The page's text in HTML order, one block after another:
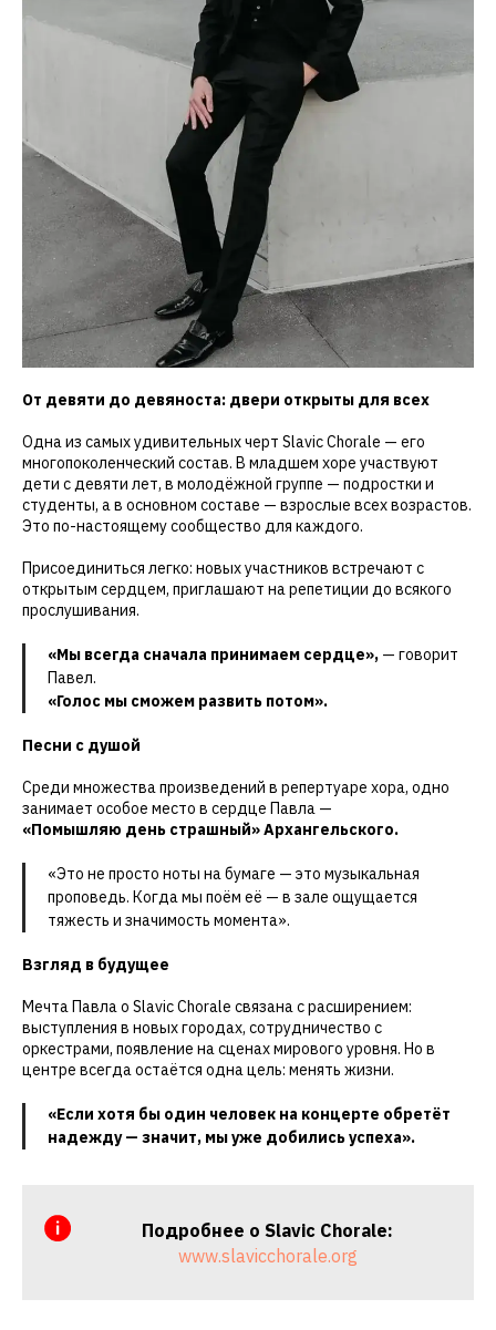
От девяти до девяноста: двери открыты для всех
Одна из самых удивительных черт Slavic Chorale — его
многопоколенческий состав. В младшем хоре участвуют
дети с девяти лет, в молодёжной группе — подростки и
студенты, а в основном составе — взрослые всех возрастов.
Это по-настоящему сообщество для каждого.
Присоединиться легко: новых участников встречают с
открытым сердцем, приглашают на репетиции до всякого
прослушивания.
«Мы всегда сначала принимаем сердце», — говорит
Павел.
«Голос мы сможем развить потом».
Песни с душой
Среди множества произведений в репертуаре хора, одно
занимает особое место в сердце Павла —
«Помышляю день страшный» Архангельского.
«Это не просто ноты на бумаге — это музыкальная
проповедь. Когда мы поём её — в зале ощущается
тяжесть и значимость момента».
Взгляд в будущее
Мечта Павла о Slavic Chorale связана с расширением:
выступления в новых городах, сотрудничество с
оркестрами, появление на сценах мирового уровня. Но в
центре всегда остаётся одна цель: менять жизни.
«Если хотя бы один человек на концерте обретёт
надежду — значит, мы уже добились успеха».
Подробнее о Slavic Chorale:
www.slavicchorale.org